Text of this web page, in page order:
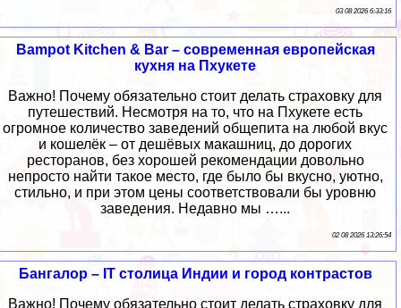
03 08 2026 6:33:16
Bampot Kitchen & Bar – современная европейская
кухня на Пхукете
Важно! Почему обязательно стоит делать страховку для
путешествий. Несмотря на то, что на Пхукете есть
огромное количество заведений общепита на любой вкус
и кошелёк – от дешёвых макашниц, до дорогих
ресторанов, без хорошей рекомендации довольно
непросто найти такое место, где было бы вкусно, уютно,
стильно, и при этом цены соответствовали бы уровню
заведения. Недавно мы …...
02 08 2026 13:26:54
Бангалор – IT столица Индии и город контрастов
Важно! Почему обязательно стоит делать страховку для